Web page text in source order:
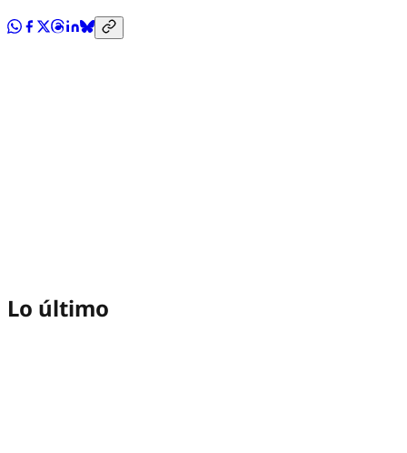
Lo último